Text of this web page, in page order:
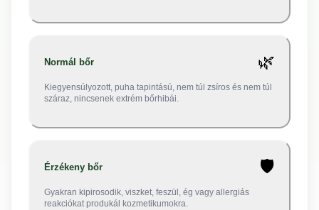
Normál bőr 🌿
Kiegyensúlyozott, puha tapintású, nem túl zsíros és nem túl
száraz, nincsenek extrém bőrhibái.
Érzékeny bőr 🛡️
Gyakran kipirosodik, viszket, feszül, ég vagy allergiás
reakciókat produkál kozmetikumokra.